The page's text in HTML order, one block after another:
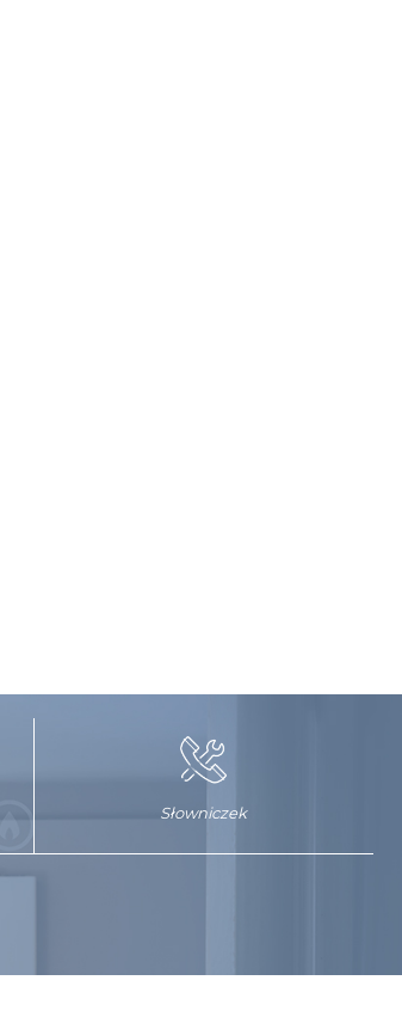
Słowniczek